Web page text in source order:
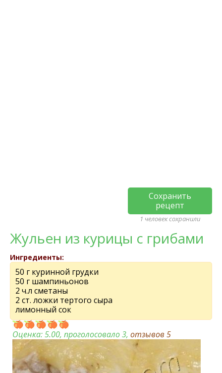
Сохранить
рецепт
1 человек сохранили
Жульен из курицы с грибами
Ингредиенты:
50 г куринной грудки
50 г шампиньонов
2 ч.л сметаны
2 ст. ложки тертого сыра
лимонный сок
Оценка:5.00, проголосовало 3, отзывов 5